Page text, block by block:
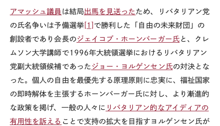
アマッシュ議員 は結局出馬を見送った ため、リバタリアン党
の氏名争いは予備選挙[1] で勝利した「自由の未来財団」の
創設者であり会長の ジェイコブ・ホーンバーガー氏と、クレ
ムソン大学講師で1996年大統領選挙におけるリバタリアン
党副大統領候補であった ジョー・ヨルゲンセン氏の対決とな
った。個人の自由を最優先する原理原則に忠実に、福祉国家
の即時解体を主張するホーンバーガー氏に対し、より漸進的
な政策を掲げ、一般の人々に リバタリアン的なアイディアの
有用性を訴える ことで支持の拡大を目指すヨルゲンセン氏が